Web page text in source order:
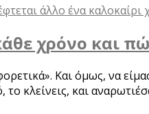
χρόνο και
Και όμως, να
κλείνεις, και